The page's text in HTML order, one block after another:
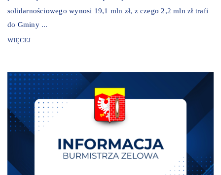
solidarnościowego wynosi 19,1 mln zł, z czego 2,2 mln zł trafi
do Gminy ...
WIĘCEJ